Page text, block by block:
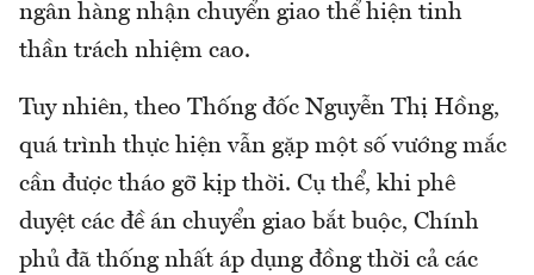
ngân hàng nhận chuyển giao thể hiện tinh
thần trách nhiệm cao.
Tuy nhiên, theo Thống đốc Nguyễn Thị Hồng,
quá trình thực hiện vẫn gặp một số vướng mắc
cần được tháo gỡ kịp thời. Cụ thể, khi phê
duyệt các đề án chuyển giao bắt buộc, Chính
phủ đã thống nhất áp dụng đồng thời cả các